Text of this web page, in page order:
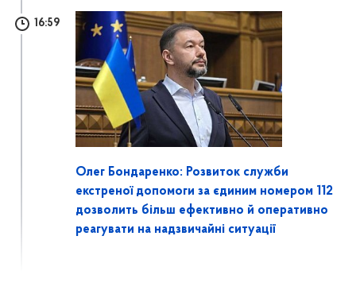
16:59
Олег Бондаренко: Розвиток служби
екстреної допомоги за єдиним номером 112
дозволить більш ефективно й оперативно
реагувати на надзвичайні ситуації